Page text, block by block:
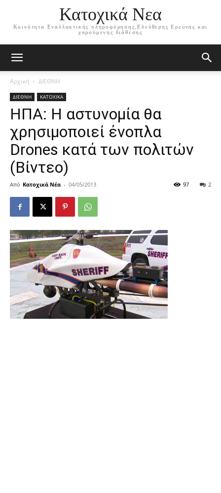
Κατοχικά Νεα
Κοινότητα Εναλλακτικής πληροφόρησης,Ελεύθερης Ερευνας και
χαρούμενης διάθεσης
Αρχική ΔΙΕΘΝΗ
ΔΙΕΘΝΗ ΚΑΤΟΧΙΚΑ
ΗΠΑ: Η αστυνομία θα
χρησιμοποιεί ένοπλα
Drones κατά των πολιτών
(Βίντεο)
Από Κατοχικά Νέα - 04/05/2013 2
97